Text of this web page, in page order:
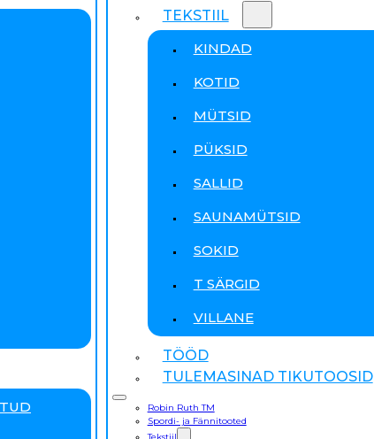
TEKSTIIL
KINDAD
KOTID
MÜTSID
PÜKSID
SALLID
SAUNAMÜTSID
SOKID
T SÄRGID
VILLANE
TÖÖD
TULEMASINAD TIKUTOOSID
Robin Ruth TM
Spordi- ja Fännitooted